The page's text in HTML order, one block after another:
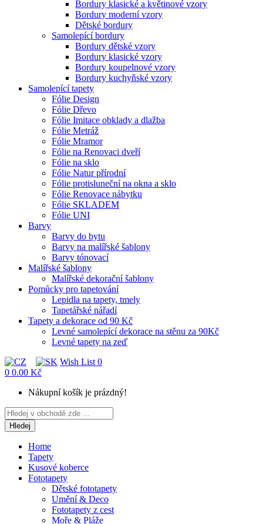
Bordury klasické a květinové vzory
Bordury moderní vzory
Dětské bordury
Samolepící bordury
Bordury dětské vzory
Bordury klasické vzory
Bordury koupelnové vzory
Bordury kuchyňské vzory
Samolepící tapety
Fólie Design
Fólie Dřevo
Fólie Imitace obklady a dlažba
Fólie Metráž
Fólie Mramor
Fólie na Renovaci dveří
Fólie na sklo
Fólie Natur přírodní
Fólie protisluneční na okna a sklo
Fólie Renovace nábytku
Fólie SKLADEM
Fólie UNI
Barvy
Barvy do bytu
Barvy na malířské šablony
Barvy tónovací
Malířské šablony
Malířské dekorační šablony
Pomůcky pro tapetování
Lepidla na tapety, tmely
Tapetářské nářadí
Tapety a dekorace od 90 Kč
Levné samolepící dekorace na stěnu za 90Kč
Levné tapety na zeď
Wish List 0
0 0.00 Kč
Nákupní košík je prázdný!
Hledej
Home
Tapety
Kusové koberce
Fototapety
Dětské fototapety
Umění & Deco
Fototapety z cest
Moře & Pláže